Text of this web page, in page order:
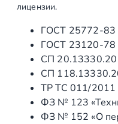
у
п
р
о
з
р
а
лицензии.
ГОСТ 25772‑83
ГОСТ 23120‑78
СП
СП
ТР ТС 011/2011
ФЗ № 123
ФЗ № 152 «О